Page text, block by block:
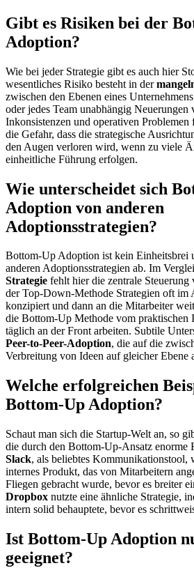
Gibt es Risiken bei der
Adoption?
Wie bei jeder Strategie gibt es auch hier
wesentliches Risiko besteht in der
zwischen den Ebenen eines
oder jedes Team unabhängig Neuerungen
Inkonsistenzen und operativen Problemen
die Gefahr, dass die strategische
den Augen verloren wird, wenn zu viele
einheitliche Führung erfolgen.
Wie unterscheidet sich
Adoption von anderen
Adoptionsstrategien?
Bottom-Up Adoption ist kein Einheitsbrei
anderen Adoptionsstrategien ab. Im
Strategie fehlt hier die zentrale
der Top-Down-Methode Strategien oft im
konzipiert und dann an die Mitarbeiter
die Bottom-Up Methode vom praktischen
täglich an der Front arbeiten. Subtile
Peer-to-Peer-Adoption, die auf die
Verbreitung von Ideen auf gleicher Ebene
Welche erfolgreichen
Bottom-Up Adoption?
Schaut man sich die Startup-Welt an, so
die durch den Bottom-Up-Ansatz enorme
Slack, als beliebtes Kommunikationstool,
internes Produkt, das von Mitarbeitern
Fliegen gebracht wurde, bevor es breiter
Dropbox nutzte eine ähnliche Strategie,
intern solid behauptete, bevor es
Ist Bottom-Up Adoption
geeignet?